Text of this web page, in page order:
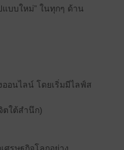
แบบใหม่” ในทุกๆ ด้าน
อนไลน์ โดยเริ่มมีไลฟ์ส
ตใต้สำนึก)